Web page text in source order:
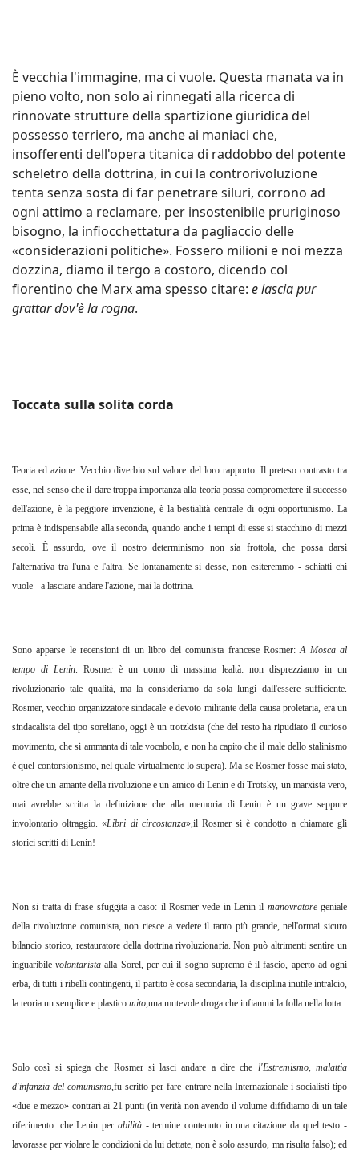
È vecchia l'immagine, ma ci vuole. Questa manata va in
pieno volto, non solo ai rinnegati alla ricerca di
rinnovate strutture della spartizione giuridica del
possesso terriero, ma anche ai maniaci che,
insofferenti dell'opera titanica di raddobbo del potente
scheletro della dottrina, in cui la controrivoluzione
tenta senza sosta di far penetrare siluri, corrono ad
ogni attimo a reclamare, per insostenibile pruriginoso
bisogno, la infiocchettatura da pagliaccio delle
«considerazioni politiche». Fossero milioni e noi mezza
dozzina, diamo il tergo a costoro, dicendo col
fiorentino che Marx ama spesso citare: e lascia pur
grattar dov'è la rogna.
Toccata sulla solita corda
Teoria ed azione. Vecchio diverbio sul valore del loro rapporto. Il preteso contrasto tra
esse, nel senso che il dare troppa importanza alla teoria possa compromettere il successo
dell'azione, è la peggiore invenzione, è la bestialità centrale di ogni opportunismo. La
prima è indispensabile alla seconda, quando anche i tempi di esse si stacchino di mezzi
secoli. È assurdo, ove il nostro determinismo non sia frottola, che possa darsi
l'alternativa tra l'una e l'altra. Se lontanamente si desse, non esiteremmo - schiatti chi
vuole - a lasciare andare l'azione, mai la dottrina.
Sono apparse le recensioni di un libro del comunista francese Rosmer:A Mosca al
tempo di Lenin. Rosmer è un uomo di massima lealtà: non disprezziamo in un
rivoluzionario tale qualità, ma la consideriamo da sola lungi dall'essere sufficiente.
Rosmer, vecchio organizzatore sindacale e devoto militante della causa proletaria, era un
sindacalista del tipo soreliano, oggi è un trotzkista (che del resto ha ripudiato il curioso
movimento, che si ammanta di tale vocabolo, e non ha capito che il male dello stalinismo
è quel contorsionismo, nel quale virtualmente lo supera). Ma se Rosmer fosse mai stato,
oltre che un amante della rivoluzione e un amico di Lenin e di Trotsky, un marxista vero,
mai avrebbe scritta la definizione che alla memoria di Lenin è un grave seppure
involontario oltraggio. «Libri di circostanza»,il Rosmer si è condotto a chiamare gli
storici scritti di Lenin!
Non si tratta di frase sfuggita a caso: il Rosmer vede in Lenin il manovratoregeniale
della rivoluzione comunista, non riesce a vedere il tanto più grande, nell'ormai sicuro
bilancio storico, restauratore della dottrina rivoluzionaria. Non può altrimenti sentire un
inguaribilevolontaristaalla Sorel, per cui il sogno supremo è il fascio, aperto ad ogni
erba, di tutti i ribelli contingenti, il partito è cosa secondaria, la disciplina inutile intralcio,
la teoria un semplice e plastico mito,una mutevole droga che infiammi la folla nella lotta.
Solo così si spiega che Rosmer si lasci andare a dire che l'Estremismo, malattia
d'infanzia del comunismo,fu scritto per fare entrare nella Internazionale i socialisti tipo
«due e mezzo» contrari ai 21 punti (in verità non avendo il volume diffidiamo di un tale
riferimento: che Lenin per abilità - termine contenuto in una citazione da quel testo -
lavorasse per violare le condizioni da lui dettate, non è solo assurdo, ma risulta falso); ed